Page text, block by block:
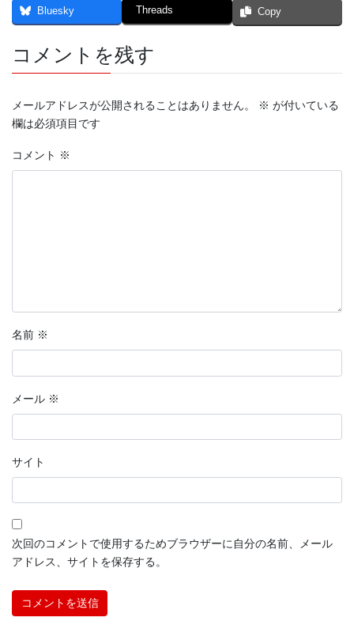
Bluesky Threads Copy
コメントを残す
メールアドレスが公開されることはありません。 ※ が付いている
欄は必須項目です
コメント ※
名前 ※
メール ※
サイト
次回のコメントで使用するためブラウザーに自分の名前、メール
アドレス、サイトを保存する。